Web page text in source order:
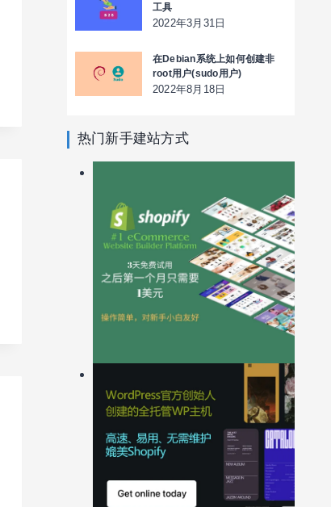
工具
2022年3月31日
在Debian系统上如何创建非
root用户(sudo用户)
2022年8月18日
热门新手建站方式